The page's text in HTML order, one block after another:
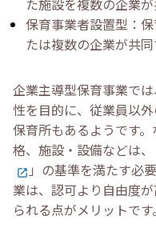
た施設を複数の企業
保育事業者設置型：保
たは複数の企業が共
企業主導型保育事業では
性を目的に、従業員以外
保育所もあるようです。
格、施設・設備などは
」の基準を満たす必
業は、認可より自由度
られる点がメリットです。